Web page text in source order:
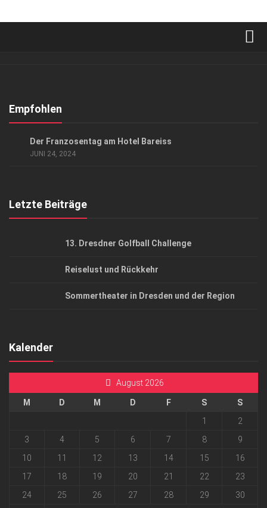
Kontakt, Impressum
Empfohlen
Der Franzosentag am Hotel Bareiss
JUNI 24, 2024
Letzte Beiträge
13. Dresdner Golfball Challenge
Reiselust und Rückkehr
Sommertheater in Dresden und der Region
Kalender
August 2026
M D M D F S
S
1
2
3
4 5 6 7 8
9
10
11 12 13 14 15
16
17
18 19 20 21 22
23
24
25 26 27 28 29 30